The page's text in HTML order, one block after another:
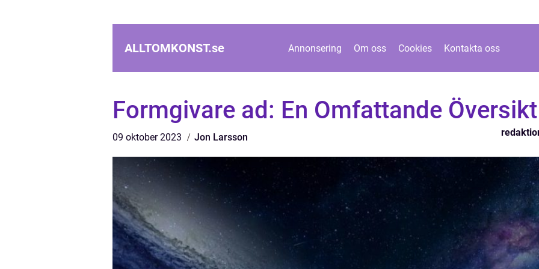
ALLTOMKONST.se Annonsering Om oss Cookies Kontakta oss
Formgivare ad: En Omfattande Översikt
09 oktober 2023 Jon Larsson